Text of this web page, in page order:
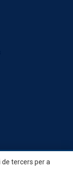
Innovació i Comerç •
tercers per a